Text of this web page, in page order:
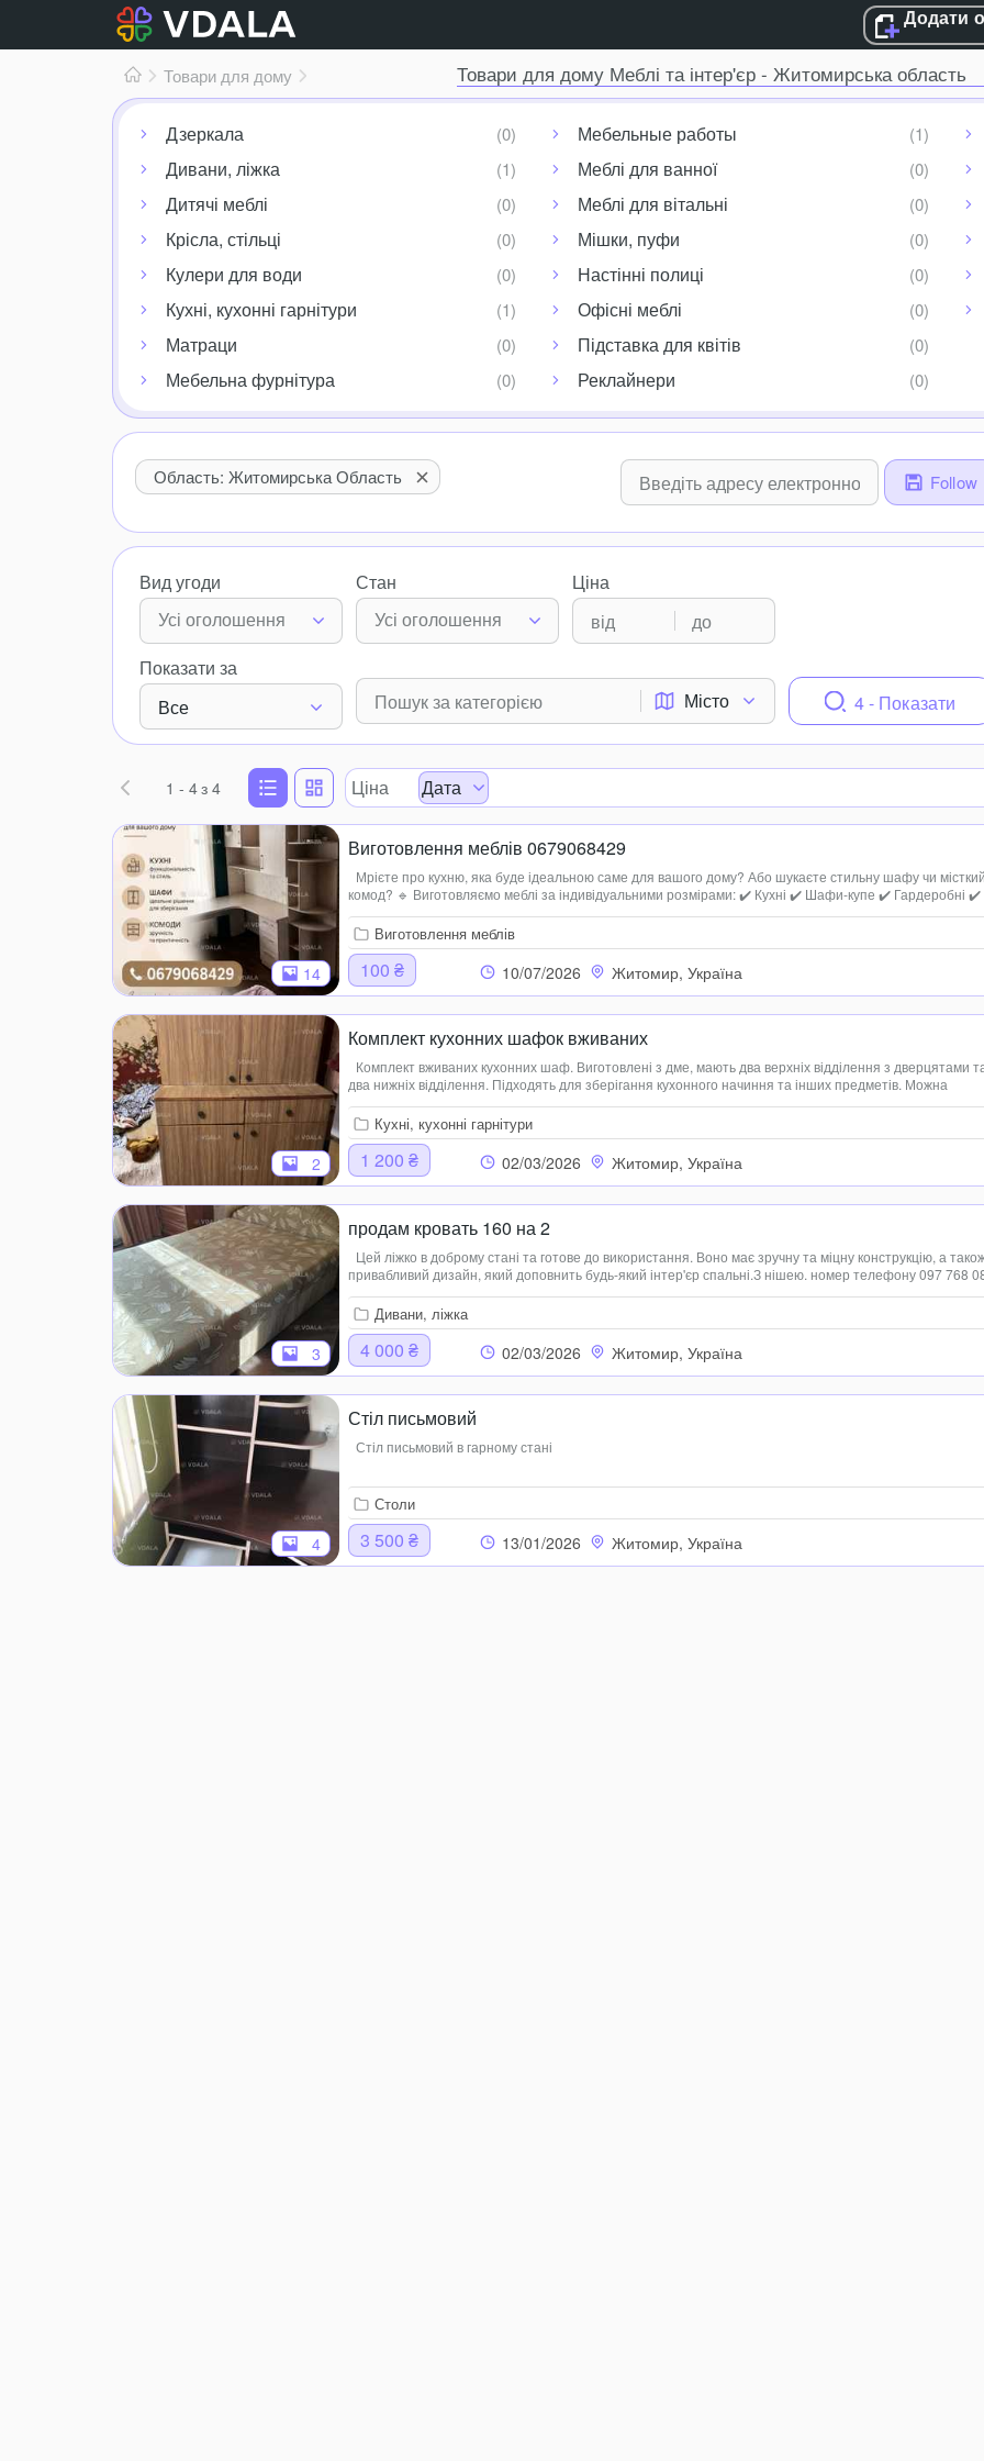
Додати
Товари для дому Товари для дому Меблі та інтер'єр - Житомирська область
Дзеркала
Дивани, ліжка
Дитячі меблі
Крісла, стільці
Кулери для води
Кухні, кухонні гарнітури
Матраци
Мебельна фурнітура
Мебельные работы
Меблі для ванної
Меблі для вітальні
Мішки, пуфи
Настінні полиці
Офісні меблі
Підставка для квітів
Реклайнери
Область: Житомирська Область Follow
Вид угоди
Усі оголошення
Стан
Усі оголошення
Ціна
Показати за
Все
Місто 4 - Показати
1 - 4з 4 Ціна Дата
14
Виготовлення меблів 0679068429
Мрієте про кухню, яка буде ідеальною саме для вашого дому? Або шукаєте стильну шафу чи
комод? 🔹 Виготовляємо меблі за індивідуальними розмірами: ✔️ Кухні ✔️ Шафи-купе ✔️ Гардеробні ✔️
Комоди ✔️ Тумби ✔️ Інші корпусні меблі 💎 Якісні матеріали 📐 Індивідуальний дизайн 🛠️ Професійне
виготовлення...
Виготовлення меблів
100 ₴ 10/07/2026 Житомир, Україна
2
Комплект кухонних шафок вживаних
Комплект вживаних кухонних шаф. Виготовлені з дме, мають два верхніх відділення з дверцятами
два нижніх відділення. Підходять для зберігання кухонного начиння та інших предметів. Можна
відреставрувати. Підійде для дачі. Самовивіз номер (097) 987-06-05
Кухні, кухонні гарнітури
1 200 ₴ 02/03/2026 Житомир, Україна
3
продам кровать 160 на 2
Цей ліжко в доброму стані та готове до використання. Воно має зручну та міцну конструкцію, а
привабливий дизайн, який доповнить будь-який інтер'єр спальні.З нішею. номер телефону 097 768
Дивани, ліжка
4 000 ₴ 02/03/2026 Житомир, Україна
4
Стіл письмовий
Стіл письмовий в гарному стані
Столи
3 500 ₴ 13/01/2026 Житомир, Україна